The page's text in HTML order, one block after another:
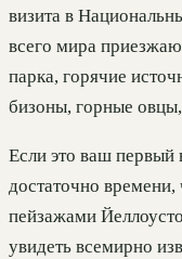
визита в
всего мира
парка, горячие
бизоны, горные
Если это ваш первый
достаточно
пейзажами
увидеть всемирно